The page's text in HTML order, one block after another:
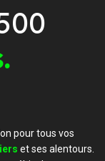
pour tous vos
et ses alentours.